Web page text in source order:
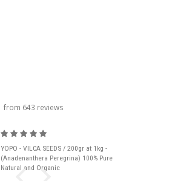
from 643 reviews
YOPO - VILCA SEEDS / 200gr at 1kg -
(Anadenanthera Peregrina) 100% Pure
Natural and Organic